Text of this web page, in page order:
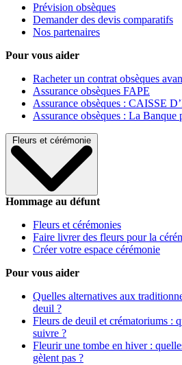
Prévision obsèques
Demander des devis comparatifs
Nos partenaires
Pour vous aider
Racheter un contrat obsèques
Assurance obsèques FAPE
Assurance obsèques : CAISSE
Assurance obsèques : La Banque
Fleurs et cérémonie
Hommage au défunt
Fleurs et cérémonies
Faire livrer des fleurs pour la
Créer votre espace cérémonie
Pour vous aider
Quelles alternatives aux
deuil ?
Fleurs de deuil et crématoriums :
suivre ?
Fleurir une tombe en hiver :
gèlent pas ?